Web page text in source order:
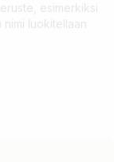
esimerkiksi
luokitellaan